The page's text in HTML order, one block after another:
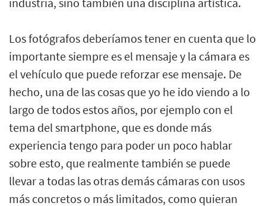
Los fotógrafos deberíamos tener en cuenta que lo
importante siempre es el mensaje y la cámara es
el vehículo que puede reforzar ese mensaje. De
hecho, una de las cosas que yo he ido viendo a lo
largo de todos estos años, por ejemplo con el
tema del smartphone, que es donde más
experiencia tengo para poder un poco hablar
sobre esto, que realmente también se puede
llevar a todas las otras demás cámaras con usos
más concretos o más limitados, como quieran